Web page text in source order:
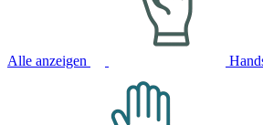
Alle anzeigen